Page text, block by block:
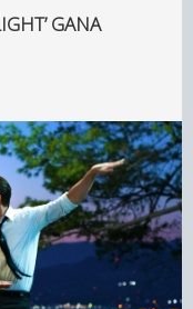
GANA